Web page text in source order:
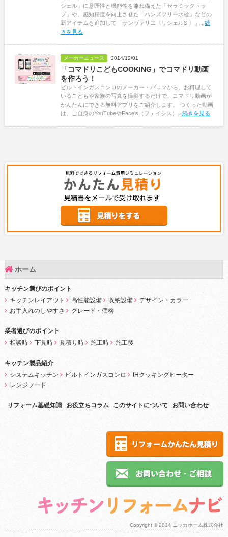
シェル」に意匠性と機能性を兼ね備えた「セラミックトッ
プ」や、感知精度を向上させた「ハンズフリー水栓」などの
新アイテムを追加して「サンヴァリエ〈リシェルSI〉」... 続
きを見る
メーカーニュース 2014/12/01
「コマドリこどもCOOKING」でコマドリ動画
を作ろう！
ビルトインガスコンロのメーカー・パロマから、お料理して
いるこどもや家族の写真を撮影するだけで、コマドリ動画が
かんたんにできる無料アプリをご紹介します。 つくった動画
は、ご自身のYouTubeやFaceis（フェイシス）... 続きを見る
ホーム
キッチン選びのポイント
キッチンレイアウト
高性能設備 収納設備
デザイン・カラー
お手入れのしやすさ
グレード・価格
業者選びのポイント
相談時
下見時 見積り時 施工時 施工後
キッチン製品紹介
システムキッチン
ビルトインガスコンロ
IHクッキングヒーター
レンジフード
リフォーム基礎知識 お役立ちコラム このサイトについて お問い合わせ
Copyright © 2014 ニッカホーム株式会社